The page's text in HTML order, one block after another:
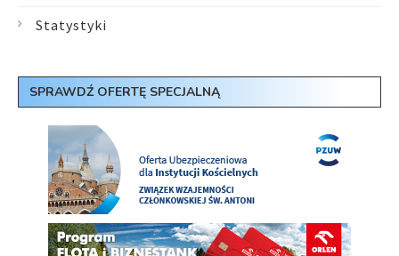
Statystyki
SPRAWDŹ OFERTĘ SPECJALNĄ